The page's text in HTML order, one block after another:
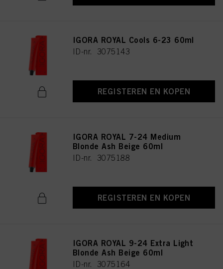
IGORA ROYAL Cools 6-23 60ml
ID-nr. 3075143
REGISTEREN EN KOPEN
IGORA ROYAL 7-24 Medium
Blonde Ash Beige 60ml
ID-nr. 3075188
REGISTEREN EN KOPEN
IGORA ROYAL 9-24 Extra Light
Blonde Ash Beige 60ml
ID-nr. 3075164